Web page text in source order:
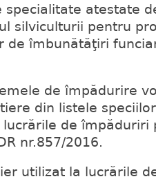
specialitate atestate
silviculturii pentru
de îmbunătăţiri
de împădurire
din listele
de împăduriri
nr.857/2016.
utilizat la lucrările